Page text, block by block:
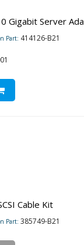
Gigabit Server
Part: 414126-B21
Cable Kit
Part: 385749-B21